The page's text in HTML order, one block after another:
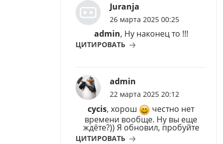
Juranja
26 марта 2025 00:25
admin, Ну наконец то !!!
ЦИТИРОВАТЬ
admin
22 марта 2025 20:12
cycis, хорош
честно нет
времени вообще. Ну вы еще
ждёте?)) Я обновил, пробуйте
ЦИТИРОВАТЬ